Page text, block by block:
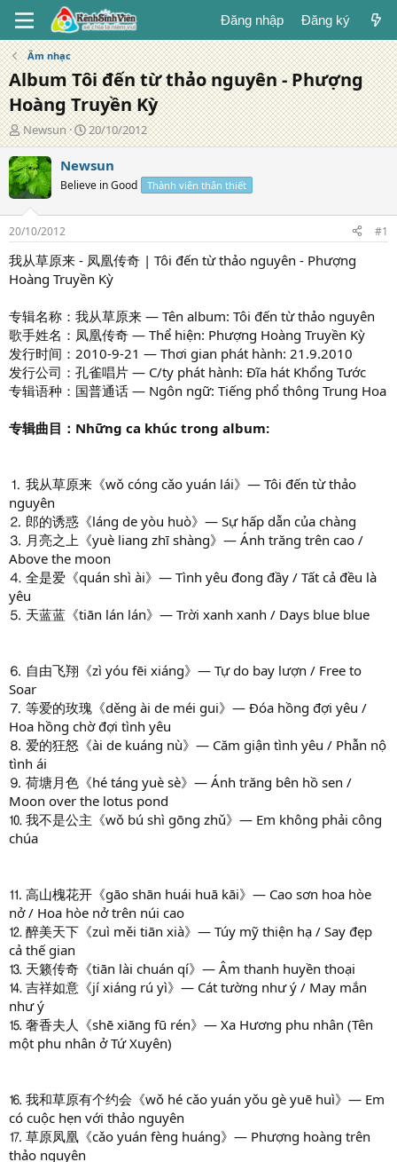
Đăng nhập Đăng ký
Âm nhạc
Album Tôi đến từ thảo nguyên - Phượng
Hoàng Truyền Kỳ
T
á
c
g
i
ả
Newsun
N
g
à
đ
g
20/10/2012
Newsun
Believe in Good Thành viên thân thiết
20/10/2012 #1
我从草原来 - 凤凰传奇 | Tôi đến từ thảo nguyên - Phượng
Hoàng Truyền Kỳ
专辑名称：我从草原来 — Tên album: Tôi đến từ thảo nguyên
歌手姓名：凤凰传奇 — Thể hiện: Phượng Hoàng Truyền Kỳ
发行时间：2010-9-21 — Thơi gian phát hành: 21.9.2010
发行公司：孔雀唱片 — C/ty phát hành: Đĩa hát Khổng Tước
专辑语种：国普通话 — Ngôn ngữ: Tiếng phổ thông Trung Hoa
专辑曲目：Những ca khúc trong album:
⒈ 我从草原来《wǒ cóng cǎo yuán lái》— Tôi đến từ thảo
nguyên
⒉ 郎的诱惑《láng de yòu huò》— Sự hấp dẫn của chàng
⒊ 月亮之上《yuè liang zhī shàng》— Ánh trăng trên cao /
Above the moon
⒋ 全是爱《quán shì ài》— Tình yêu đong đầy / Tất cả đều là
yêu
⒌ 天蓝蓝《tiān lán lán》— Trời xanh xanh / Days blue blue
⒍ 自由飞翔《zì yóu fēi xiáng》— Tự do bay lượn / Free to
Soar
⒎ 等爱的玫瑰《děng ài de méi gui》— Đóa hồng đợi yêu /
Hoa hồng chờ đợi tình yêu
⒏ 爱的狂怒《ài de kuáng nù》— Căm giận tình yêu / Phẫn nộ
tình ái
⒐ 荷塘月色《hé táng yuè sè》— Ánh trăng bên hồ sen /
Moon over the lotus pond
⒑ 我不是公主《wǒ bú shì gōng zhǔ》— Em không phải công
chúa
⒒ 高山槐花开《gāo shān huái huā kāi》— Cao sơn hoa hòe
nở / Hoa hòe nở trên núi cao
⒓ 醉美天下《zuì měi tiān xià》— Túy mỹ thiện hạ / Say đẹp
cả thế gian
⒔ 天籁传奇《tiān lài chuán qí》— Âm thanh huyền thoại
⒕ 吉祥如意《jí xiáng rú yì》— Cát tường như ý / May mắn
như ý
⒖ 奢香夫人《shē xiāng fū rén》— Xa Hương phu nhân (Tên
một phu nhân ở Tứ Xuyên)
⒗ 我和草原有个约会《wǒ hé cǎo yuán yǒu gè yuē huì》— Em
có cuộc hẹn với thảo nguyên
⒘ 草原凤凰《cǎo yuán fèng huáng》— Phượng hoàng trên
thảo nguyên